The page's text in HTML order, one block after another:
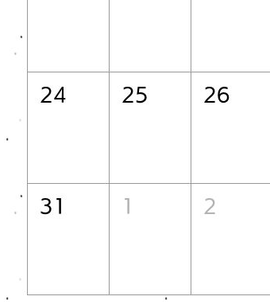
24 25 26
31 1 2